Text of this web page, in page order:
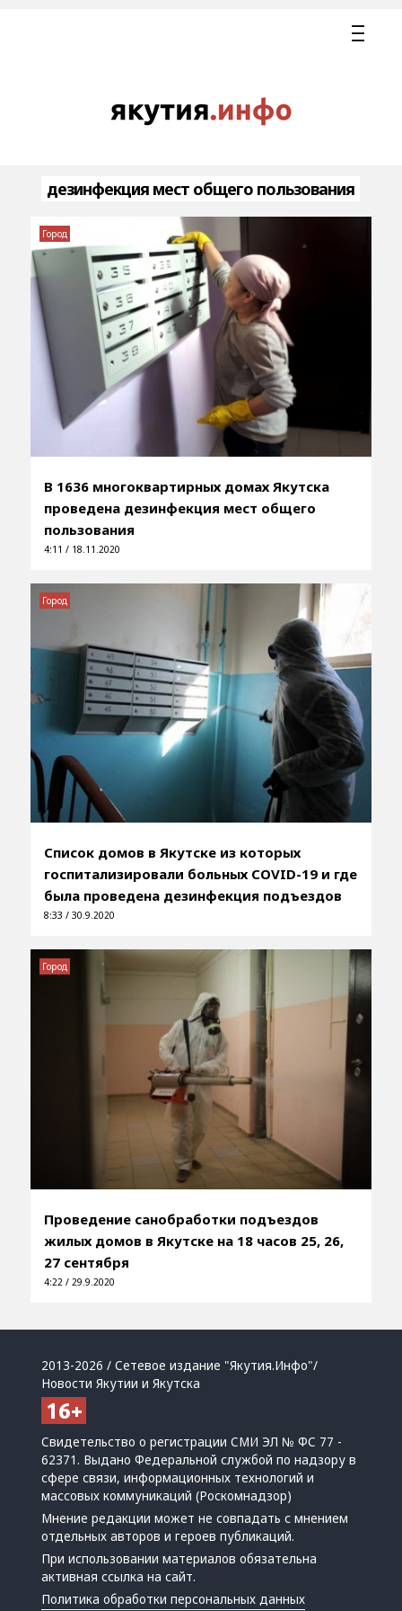
дезинфекция мест общего пользования
В 1636 многоквартирных домах Якутска
проведена дезинфекция мест общего
пользования
4:11 / 18.11.2020
Город
Список домов в Якутске из которых
госпитализировали больных COVID-19 и где
была проведена дезинфекция подъездов
8:33 / 30.9.2020
Город
Проведение санобработки подъездов
жилых домов в Якутске на 18 часов 25, 26,
27 сентября
4:22 / 29.9.2020
Город
2013-2026 / Сетевое издание "Якутия.Инфо"/
Новости Якутии и Якутска
Свидетельство о регистрации СМИ ЭЛ № ФС 77 -
62371. Выдано Федеральной службой по надзору в
сфере связи, информационных технологий и
массовых коммуникаций (Роскомнадзор)
Мнение редакции может не совпадать с мнением
отдельных авторов и героев публикаций.
При использовании материалов обязательна
активная ссылка на сайт.
Политика обработки персональных данных